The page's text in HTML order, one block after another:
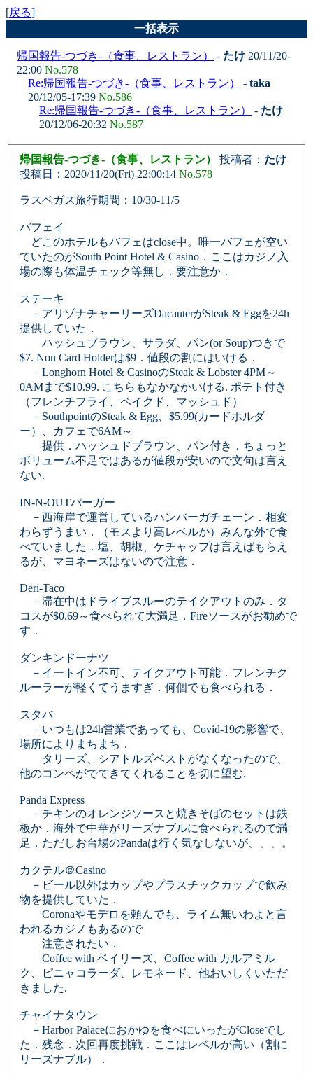
[戻る]
一括表示
帰国報告-つづき-（食事、レストラン） - たけ 20/11/20-
22:00 No.578
Re:帰国報告-つづき-（食事、レストラン）
- taka
20/12/05-17:39 No.586
Re:帰国報告-つづき-（食事、レストラン）
- たけ
20/12/06-20:32 No.587
帰国報告-つづき-（食事、レストラン） 投稿者： たけ
投稿日：2020/11/20(Fri) 22:00:14 No.578
ラスベガス旅行期間：10/30-11/5
バフェイ
どこのホテルもバフェはclose中。唯一バフェが空い
ていたのがSouth Point Hotel & Casino．ここはカジノ入
場の際も体温チェック等無し．要注意か．
ステーキ
－アリゾナチャーリーズDacauterがSteak & Eggを24h
提供していた．
ハッシュブラウン、サラダ、パン(or Soup)つきで
$7. Non Card Holderは$9．値段の割にはいける．
－Longhorn Hotel & CasinoのSteak & Lobster 4PM～
0AMまで$10.99. こちらもなかなかいける. ポテト付き
（フレンチフライ、ベイクド、マッシュド）
－SouthpointのSteak & Egg、$5.99(カードホルダ
ー）、カフェで6AM～
提供．ハッシュドブラウン、パン付き．ちょっと
ボリューム不足ではあるが値段が安いので文句は言え
ない.
IN-N-OUTバーガー
－西海岸で運営しているハンバーガチェーン．相変
わらずうまい．（モスより高レベルか）みんな外で食
べていました．塩、胡椒、ケチャップは言えばもらえ
るが、マヨネーズはないので注意．
Deri-Taco
－滞在中はドライブスルーのテイクアウトのみ．タ
コスが$0.69～食べられて大満足．Fireソースがお勧めで
す．
ダンキンドーナツ
－イートイン不可、テイクアウト可能．フレンチク
ルーラーが軽くてうますぎ．何個でも食べられる．
スタバ
－いつもは24h営業であっても、Covid-19の影響で、
場所によりまちまち．
タリーズ、シアトルズベストがなくなったので、
他のコンペがでてきてくれることを切に望む.
Panda Express
－チキンのオレンジソースと焼きそばのセットは鉄
板か．海外で中華がリーズナブルに食べられるので満
足．ただしお台場のPandaは行く気なしないが、、、。
カクテル＠Casino
－ビール以外はカップやプラスチックカップで飲み
物を提供していた．
Coronaやモデロを頼んでも、ライム無いわよと言
われるカジノもあるので
注意されたい．
Coffee with ベイリーズ、Coffee with カルアミル
ク、ピニャコラーダ、レモネード、他おいしくいただ
きました.
チャイナタウン
－Harbor Palaceにおかゆを食べにいったがCloseでし
た．残念．次回再度挑戦．ここはレベルが高い（割に
リーズナブル）．